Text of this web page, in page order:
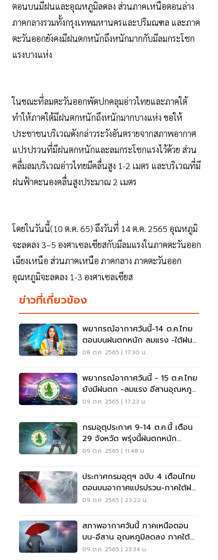
ตอนบนมีฝนและอุณหภูมิลดลง ส่วนภาคเหนือตอนล่าง
ภาคกลางรวมทั้งกรุงเทพมหานครและปริมณฑล และภาค
ตะวันออกยังคงมีฝนตกหนักถึงหนักมากกับมีลมกระโชก
แรงบางแห่ง
ในขณะที่ลมตะวันออกพัดปกคลุมอ่าวไทยและภาคใต้
ทำให้ภาคใต้มีฝนตกหนักถึงหนักมากบางแห่ง ขอให้
ประชาชนบริเวณดังกล่าวระวังอันตรายจากสภาพอากาศ
แปรปรวนที่มีฝนตกหนักและลมกระโชกแรงไว้ด้วย ส่วน
คลื่มลมบริเวณอ่าวไทยมีคลื่นสูง 1-2 เมตร และบริเวณที่มี
ฝนฟ้าคะนองคลื่นสูงประมาณ 2 เมตร
โดยในวันนี้(10 ต.ค. 65) ถึงวันที่ 14 ต.ค. 2565 อุณหภูมิ
จะลดลง 3–5 องศาเซลเซียสกับมีลมแรงในภาคตะวันออก
เฉียงเหนือ ส่วนภาคเหนือ ภาคกลาง ภาคตะวันออก
อุณหภูมิจะลดลง 1-3 องศาเซลเซียส
ข่าวที่เกี่ยวข้อง
พยากรณ์อากาศวันนี้-14 ต.ค.ไทย
ตอนบนฝนตกหนัก ลมแรง -ใต้ฝน
ตกต่อเนื่อง
08 ต.ค. 2565 | 17:30 น.
พยากรณ์อากาศวันนี้ - 15 ต.ค.ไทย
ยังมีฝนตก -ลมแรง อีสานอุณหภูมิ
ลด 3-5 องศา
09 ต.ค. 2565 | 17:23 น.
กรมอุตุประกาศ 9-14 ต.ค.นี้ เตือน
29 จังหวัด พรุ่งนี้ฝนตกหนัก
กทม.-ปริมณฑล
09 ต.ค. 2565 | 11:48 น.
ประกาศกรมอุตุฯ ฉบับ 4 เตือนไทย
ตอนบนอากาศแปรปรวน-ภาคใต้ฝน
ตกหนัก
09 ต.ค. 2565 | 23:22 น.
สภาพอากาศวันนี้ ภาคเหนือตอน
บน-อีสาน อุณหภูมิลดลง ภาคใต้
ฝนตกหนักมากบางแห่ง
09 ต.ค. 2565 | 23:34 น.